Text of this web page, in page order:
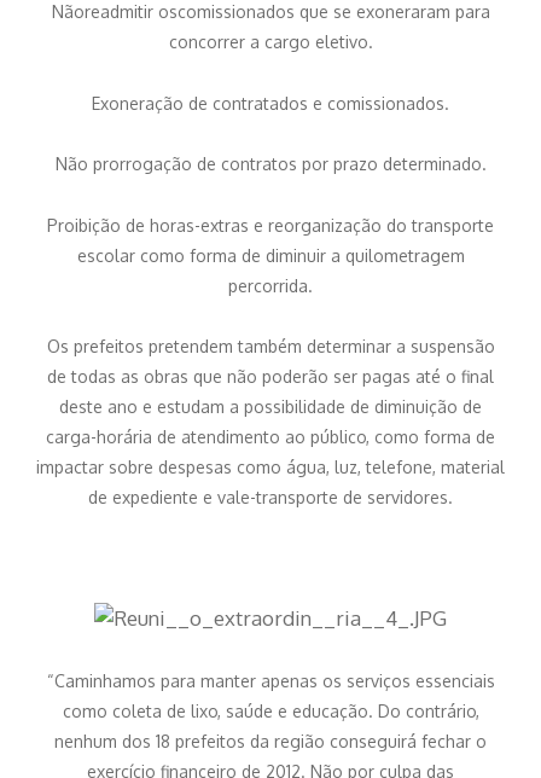
Nãoreadmitir oscomissionados que se exoneraram para
concorrer a cargo eletivo.
Exoneração de contratados e comissionados.
Não prorrogação de contratos por prazo determinado.
Proibição de horas-extras e reorganização do transporte
escolar como forma de diminuir a quilometragem
percorrida.
Os prefeitos pretendem também determinar a suspensão
de todas as obras que não poderão ser pagas até o final
deste ano e estudam a possibilidade de diminuição de
carga-horária de atendimento ao público, como forma de
impactar sobre despesas como água, luz, telefone, material
de expediente e vale-transporte de servidores.
“Caminhamos para manter apenas os serviços essenciais
como coleta de lixo, saúde e educação. Do contrário,
nenhum dos 18 prefeitos da região conseguirá fechar o
exercício financeiro de 2012. Não por culpa das